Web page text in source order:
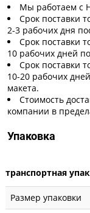
Мы работаем с
Срок поставки
2-3 рабочих дня
Срок поставки
10 рабочих дней
Срок поставки
10-20 рабочих
макета.
Стоимость
компании в
Упаковка
транспортная
Размер упаковки